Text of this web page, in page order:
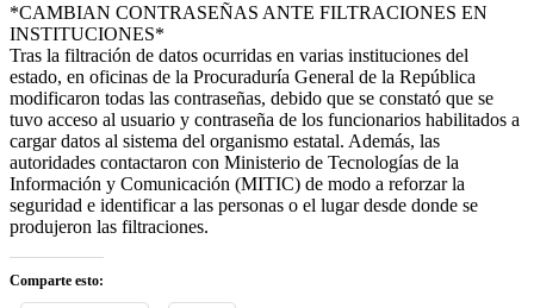
*CAMBIAN CONTRASEÑAS ANTE FILTRACIONES EN
INSTITUCIONES*
Tras la filtración de datos ocurridas en varias instituciones del
estado, en oficinas de la Procuraduría General de la República
modificaron todas las contraseñas, debido que se constató que se
tuvo acceso al usuario y contraseña de los funcionarios habilitados a
cargar datos al sistema del organismo estatal. Además, las
autoridades contactaron con Ministerio de Tecnologías de la
Información y Comunicación (MITIC) de modo a reforzar la
seguridad e identificar a las personas o el lugar desde donde se
produjeron las filtraciones.
Comparte esto: